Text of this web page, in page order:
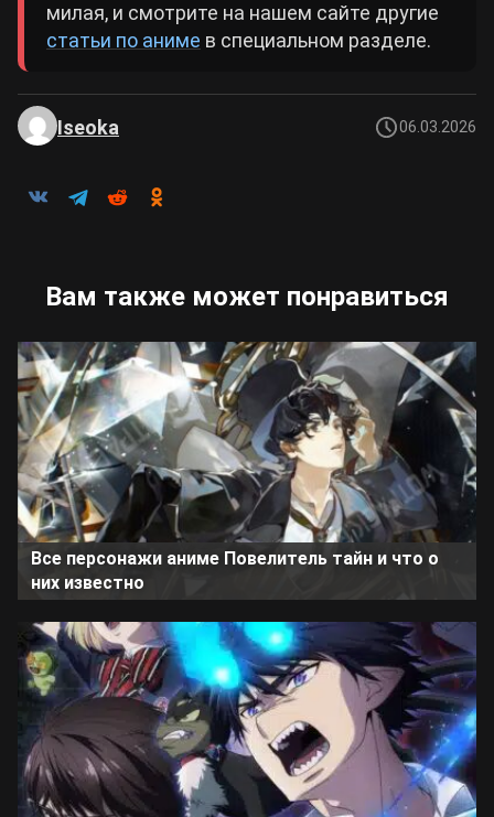
милая, и смотрите на нашем сайте другие
статьи по аниме в специальном разделе.
Iseoka 06.03.2026
Вам также может понравиться
Все персонажи аниме Повелитель тайн и что о
них известно